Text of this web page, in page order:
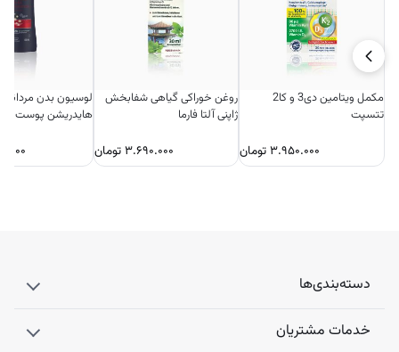
مکمل ویتامین دی3 و کا2
تتسپت
۳.۹۵۰.۰۰۰ تومان
روغن خوراکی گیاهی شفابخش
ژاپنی آلتا فارما
۳.۶۹۰.۰۰۰تومان
لوسیون بدن مردانه
هایدریشن پوست
دسته‌بندی‌ها
خدمات مشتریان